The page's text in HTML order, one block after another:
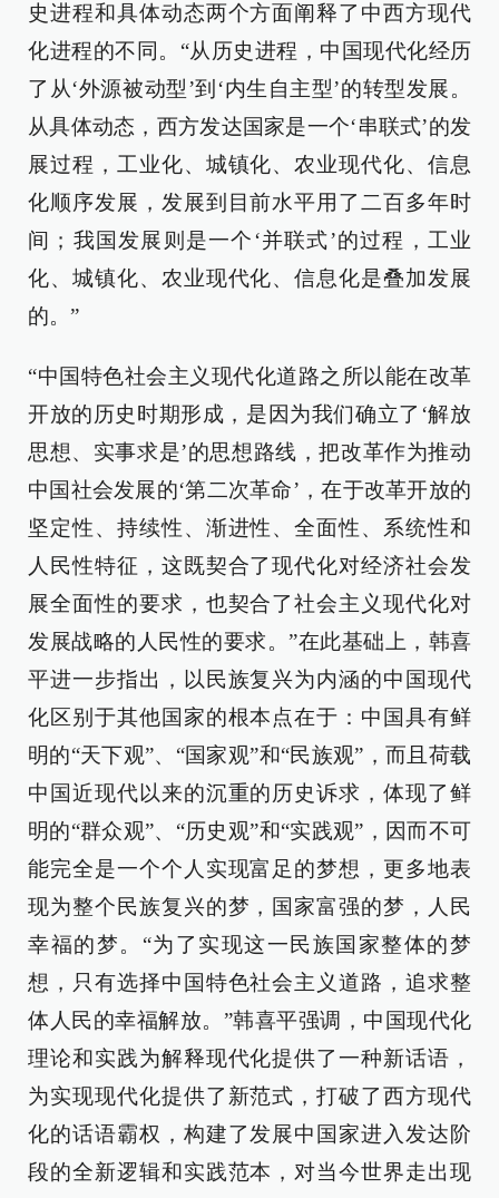
史进程和具体动态两个方面阐释了中西方现代
化进程的不同。“从历史进程，中国现代化经历
了从‘外源被动型’到‘内生自主型’的转型发展。
从具体动态，西方发达国家是一个‘串联式’的发
展过程，工业化、城镇化、农业现代化、信息
化顺序发展，发展到目前水平用了二百多年时
间；我国发展则是一个‘并联式’的过程，工业
化、城镇化、农业现代化、信息化是叠加发展
的。”
“中国特色社会主义现代化道路之所以能在改革
开放的历史时期形成，是因为我们确立了‘解放
思想、实事求是’的思想路线，把改革作为推动
中国社会发展的‘第二次革命’，在于改革开放的
坚定性、持续性、渐进性、全面性、系统性和
人民性特征，这既契合了现代化对经济社会发
展全面性的要求，也契合了社会主义现代化对
发展战略的人民性的要求。”在此基础上，韩喜
平进一步指出，以民族复兴为内涵的中国现代
化区别于其他国家的根本点在于：中国具有鲜
明的“天下观”、“国家观”和“民族观”，而且荷载
中国近现代以来的沉重的历史诉求，体现了鲜
明的“群众观”、“历史观”和“实践观”，因而不可
能完全是一个个人实现富足的梦想，更多地表
现为整个民族复兴的梦，国家富强的梦，人民
幸福的梦。“为了实现这一民族国家整体的梦
想，只有选择中国特色社会主义道路，追求整
体人民的幸福解放。”韩喜平强调，中国现代化
理论和实践为解释现代化提供了一种新话语，
为实现现代化提供了新范式，打破了西方现代
化的话语霸权，构建了发展中国家进入发达阶
段的全新逻辑和实践范本，对当今世界走出现